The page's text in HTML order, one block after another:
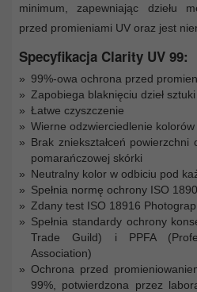
minimum, zapewniając dziełu
przed promieniami UV oraz jest
Specyfikacja Clarity UV 99:
99%-owa ochrona przed
Zapobiega blaknięciu dzieł sztuki
Łatwe czyszczenie
Wierne odzwierciedlenie kolorów
Brak zniekształceń
pomarańczowej skórki
Neutralny kolor w odbiciu pod
Spełnia normę ochrony ISO
Zdany test ISO 18916
Spełnia standardy ochrony
Trade Guild) i PPFA
Association)
Ochrona przed
99%, potwierdzona przez